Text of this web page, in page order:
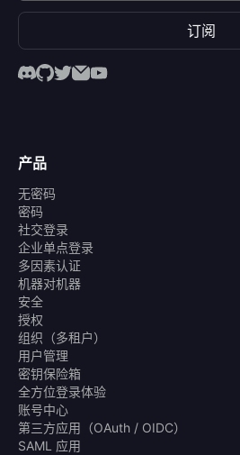
订阅
产品
无密码
密码
社交登录
企业单点登录
多因素认证
机器对机器
安全
授权
组织（多租户）
用户管理
密钥保险箱
全方位登录体验
账号中心
第三方应用（OAuth / OIDC）
SAML 应用